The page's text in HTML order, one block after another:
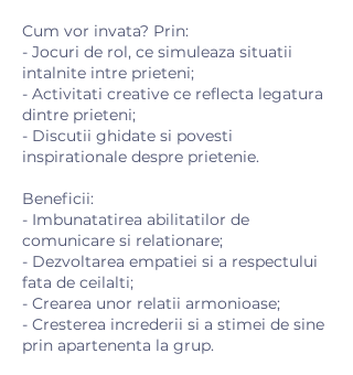
Cum vor invata? Prin:
- Jocuri de rol, ce simuleaza situatii
intalnite intre prieteni;
- Activitati creative ce reflecta legatura
dintre prieteni;
- Discutii ghidate si povesti
inspirationale despre prietenie.
Beneficii:
- Imbunatatirea abilitatilor de
comunicare si relationare;
- Dezvoltarea empatiei si a respectului
fata de ceilalti;
- Crearea unor relatii armonioase;
- Cresterea increderii si a stimei de sine
prin apartenenta la grup.